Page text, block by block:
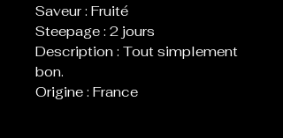
Saveur : Fruité
Steepage : 2 jours
Description : Tout simplement
bon.
Origine : France